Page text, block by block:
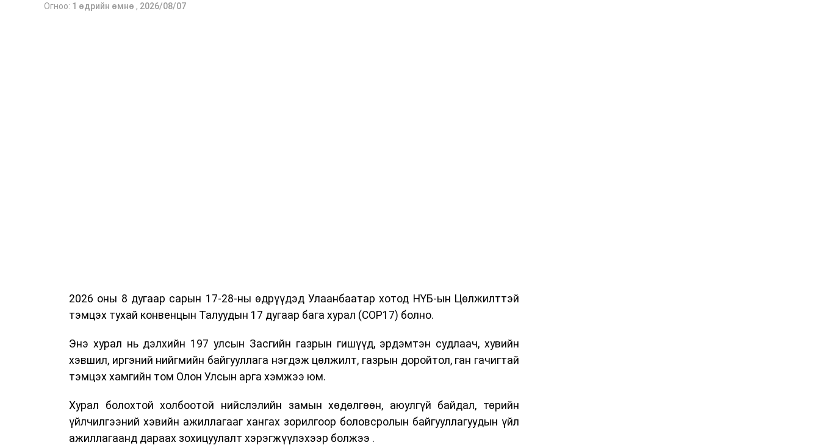
Огноо: 1 өдрийн өмнө , 2026/08/07
2026 оны 8 дугаар сарын 17-28-ны өдрүүдэд Улаанбаатар хотод НҮБ-ын Цөлжилттэй
тэмцэх тухай конвенцын Талуудын 17 дугаар бага хурал (COP17) болно.
Энэ хурал нь дэлхийн 197 улсын Засгийн газрын гишүүд, эрдэмтэн судлаач, хувийн
хэвшил, иргэний нийгмийн байгууллага нэгдэж цөлжилт, газрын доройтол, ган гачигтай
тэмцэх хамгийн том Олон Улсын арга хэмжээ юм.
Хурал болохтой холбоотой нийслэлийн замын хөдөлгөөн, аюулгүй байдал, төрийн
үйлчилгээний хэвийн ажиллагааг хангах зорилгоор боловсролын байгууллагуудын үйл
ажиллагаанд дараах зохицуулалт хэрэгжүүлэхээр болжээ .